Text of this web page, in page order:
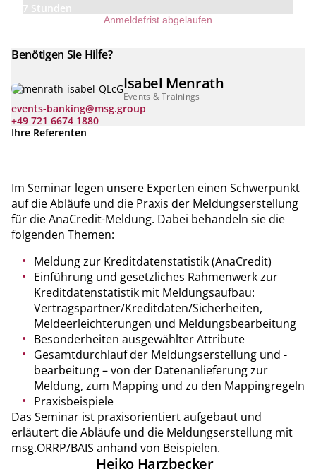
7 Stunden
Anmeldefrist abgelaufen
Benötigen Sie Hilfe?
Isabel Menrath
Events & Trainings
events-banking@msg.group
+49 721 6674 1880
Ihre Referenten
Im Seminar legen unsere Experten einen Schwerpunkt
auf die Abläufe und die Praxis der Meldungserstellung
für die AnaCredit-Meldung. Dabei behandeln sie die
folgenden Themen:
Meldung zur Kreditdatenstatistik (AnaCredit)
Einführung und gesetzliches Rahmenwerk zur
Kreditdatenstatistik mit Meldungsaufbau:
Vertragspartner/Kreditdaten/Sicherheiten,
Meldeerleichterungen und Meldungsbearbeitung
Besonderheiten ausgewählter Attribute
Gesamtdurchlauf der Meldungserstellung und -
bearbeitung – von der Datenanlieferung zur
Meldung, zum Mapping und zu den Mappingregeln
Praxisbeispiele
Das Seminar ist praxisorientiert aufgebaut und
erläutert die Abläufe und die Meldungserstellung mit
msg.ORRP/BAIS anhand von Beispielen.
Heiko Harzbecker